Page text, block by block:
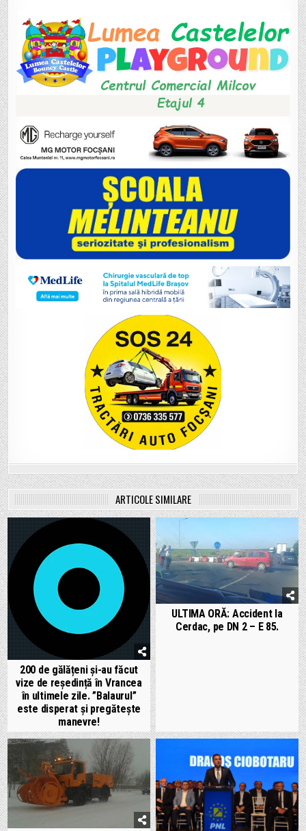
ARTICOLE SIMILARE
200 de gălățeni și-au făcut
vize de reședință în Vrancea
în ultimele zile. ”Balaurul”
este disperat și pregătește
manevre!
ULTIMA ORĂ: Accident la
Cerdac, pe DN 2 – E 85.